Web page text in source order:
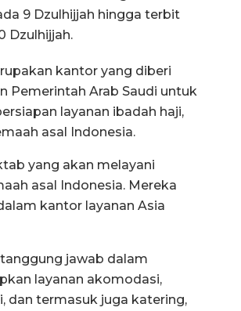
9 Dzulhijjah hingga terbit
Dzulhijjah.
kantor yang diberi
Pemerintah Arab Saudi untuk
layanan ibadah haji,
asal Indonesia.
yang akan melayani
asal Indonesia. Mereka
kantor layanan Asia
jawab dalam
layanan akomodasi,
dan termasuk juga katering,